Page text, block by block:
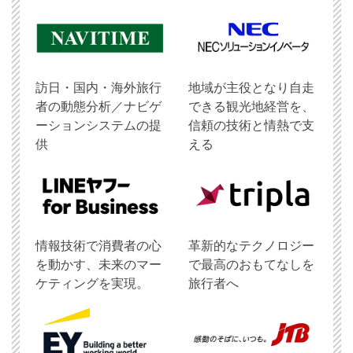
訪日・国内・海外旅行
者の動態分析／ナビゲ
ーションシステムの提
供
地域が主役となり自走
できる観光地経営を、
信頼の技術と情熱で支
える
情報技術で消費者の心
を動かす、未来のマー
ケティングを実現。
革新的なテクノロジー
で最高のおもてなしを
旅行者へ